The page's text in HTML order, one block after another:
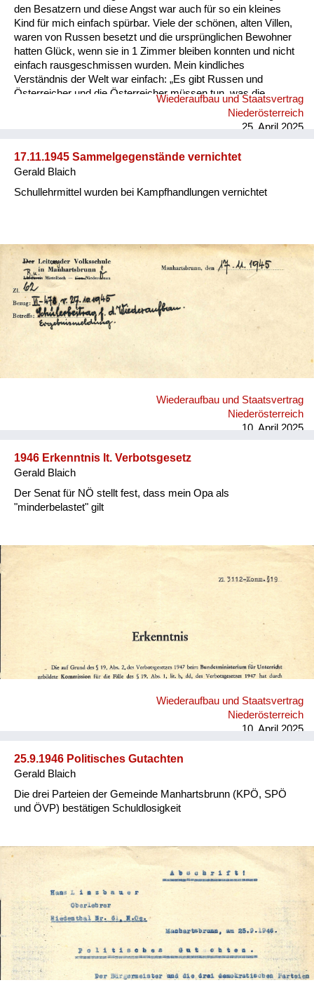
den Besatzern und diese Angst war auch für so ein kleines
Kind für mich einfach spürbar. Viele der schönen, alten Villen,
waren von Russen besetzt und die ursprünglichen Bewohner
hatten Glück, wenn sie in 1 Zimmer bleiben konnten und nicht
einfach rausgeschmissen wurden. Mein kindliches
Verständnis der Welt war einfach: „Es gibt Russen und
Österreicher und die Österreicher müssen tun, was die
Russen wollen.“ Die Angst vor den Russen war immer da –
vor Kindern wurde über Politik nicht gesprochen, zu groß
konnte. Arbeit gab es nur, wenn man Mitglied in der
kommunistischen Partei war. Dann musste man auch die
Zeitung „Volksstimme“ abonnieren. Zum Kassieren der Abo-
Gebühr wurde ein Parteimitglied verpflichtet und man konnte
Wiederaufbau und Staatsvertrag
Niederösterreich
25. April 2025
17.11.1945 Sammelgegenstände vernichtet
Gerald Blaich
Schullehrmittel wurden bei Kampfhandlungen vernichtet
Wiederaufbau und Staatsvertrag
Niederösterreich
10. April 2025
1946 Erkenntnis lt. Verbotsgesetz
Gerald Blaich
Der Senat für NÖ stellt fest, dass mein Opa als
"minderbelastet" gilt
Wiederaufbau und Staatsvertrag
Niederösterreich
10. April 2025
25.9.1946 Politisches Gutachten
Gerald Blaich
Die drei Parteien der Gemeinde Manhartsbrunn (KPÖ, SPÖ
und ÖVP) bestätigen Schuldlosigkeit